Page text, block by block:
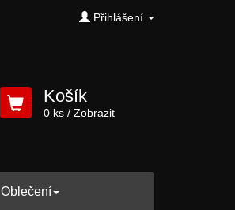
Přihlášení
Košík
0 ks/ Zobrazit
Oblečení